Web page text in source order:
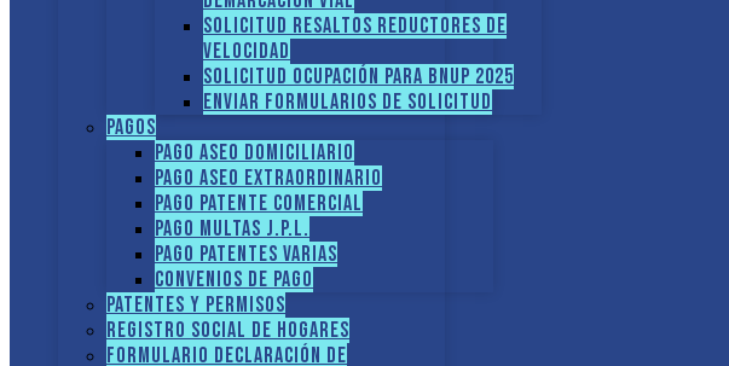
Solicitud Resaltos reductores de
velocidad
Solicitud Ocupación para BNUP 2025
ENVIAR FORMULARIOS DE SOLICITUD
Pagos
Pago Aseo domiciliario
Pago Aseo extraordinario
Pago Patente comercial
Pago multas J.P.L.
Pago Patentes varias
Convenios de pago
Patentes y Permisos
Registro social de hogares
FORMULARIO DECLARACIÓN DE